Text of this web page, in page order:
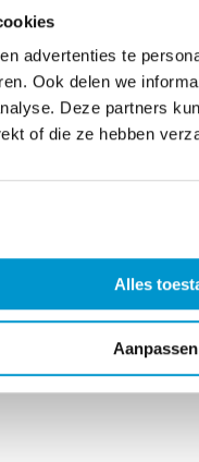
advertenties te
Ook delen we
Deze partners
of die ze hebben
Alles
Aanpassen